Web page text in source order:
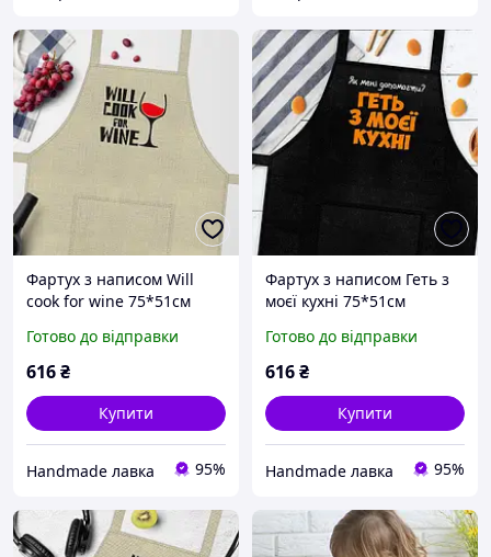
Фартух з написом Will
cook for wine 75*51см
Готово до відправки
616₴
Купити
Handmade лавка 95%
Фартух з написом Геть з
моєї кухні 75*51см
Готово до відправки
616₴
Купити
Handmade лавка 95%